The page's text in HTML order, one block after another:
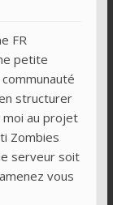
FR
petite
structurer
au projet
Zombies
serveur soit
vous